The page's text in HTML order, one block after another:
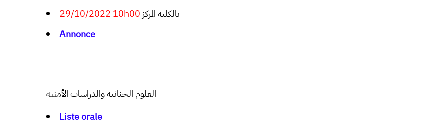
29/10/2022 10h00 بالكلية المركز
Annonce
العلوم الجنائية والدراسات الأمنية
Liste orale